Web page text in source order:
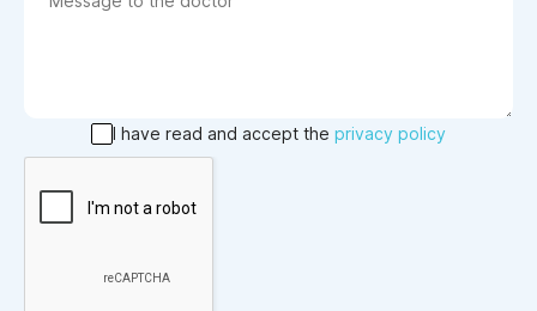
I have read and accept the privacy policy